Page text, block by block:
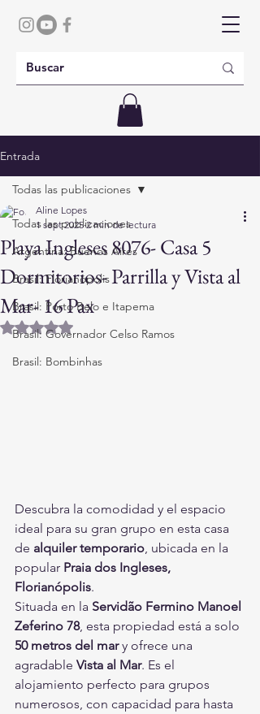
Entrada
Todas las publicaciones
Argentina: Buenos Aires
Brasil: Florianópolis
Brasil: Porto Belo e Itapema
Brasil: Governador Celso Ramos
Brasil: Bombinhas
Todas las publicaciones
Playa Ingleses 8076- Casa 5
Dormitorios- Parrilla y Vista al
Mar- 16 Pax
Aline Lopes
1 sept 2025 2 min de lectura
Obtuvo NaN de 5 estrellas.
Descubra la comodidad y el espacio
ideal para su gran grupo en esta casa
de alquiler temporario, ubicada en la
popular Praia dos Ingleses,
Florianópolis.
Situada en la Servidão Fermino Manoel
Zeferino 78, esta propiedad está a solo
50 metros del mar y ofrece una
agradable Vista al Mar. Es el
alojamiento perfecto para grupos
numerosos, con capacidad para hasta